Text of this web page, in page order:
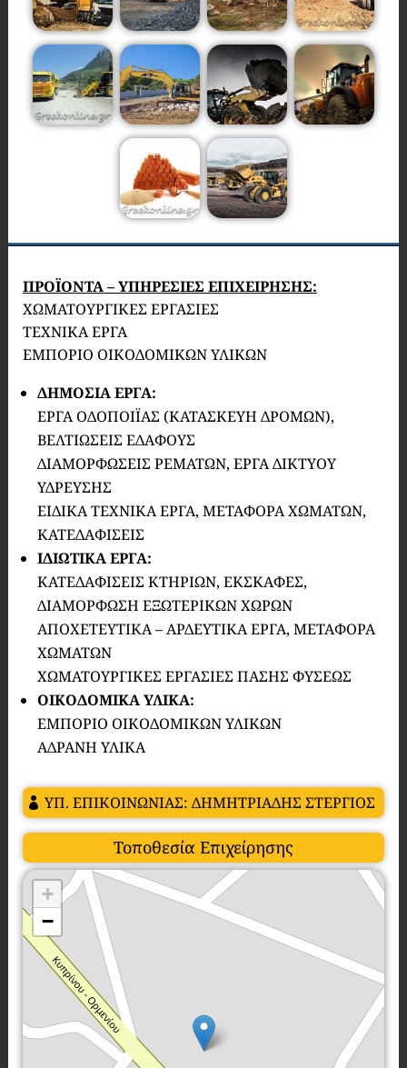
ΠΡΟΪΟΝΤΑ – ΥΠΗΡΕΣΙΕΣ ΕΠΙΧΕΙΡΗΣΗΣ:
ΧΩΜΑΤΟΥΡΓΙΚΕΣ ΕΡΓΑΣΙΕΣ
ΤΕΧΝΙΚΑ ΕΡΓΑ
ΕΜΠΟΡΙΟ ΟΙΚΟΔΟΜΙΚΩΝ ΥΛΙΚΩΝ
ΔΗΜΟΣΙΑ ΕΡΓΑ:
ΕΡΓΑ ΟΔΟΠΟΙΪΑΣ (ΚΑΤΑΣΚΕΥΗ ΔΡΟΜΩΝ),
ΒΕΛΤΙΩΣΕΙΣ ΕΔΑΦΟΥΣ
ΔΙΑΜΟΡΦΩΣΕΙΣ ΡΕΜΑΤΩΝ, ΕΡΓΑ ΔΙΚΤΥΟΥ
ΥΔΡΕΥΣΗΣ
ΕΙΔΙΚΑ ΤΕΧΝΙΚΑ ΕΡΓΑ, ΜΕΤΑΦΟΡΑ ΧΩΜΑΤΩΝ,
ΚΑΤΕΔΑΦΙΣΕΙΣ
ΙΔΙΩΤΙΚΑ ΕΡΓΑ:
ΚΑΤΕΔΑΦΙΣΕΙΣ ΚΤΗΡΙΩΝ, ΕΚΣΚΑΦΕΣ,
ΔΙΑΜΟΡΦΩΣΗ ΕΞΩΤΕΡΙΚΩΝ ΧΩΡΩΝ
ΑΠΟΧΕΤΕΥΤΙΚΑ – ΑΡΔΕΥΤΙΚΑ ΕΡΓΑ, ΜΕΤΑΦΟΡΑ
ΧΩΜΑΤΩΝ
ΧΩΜΑΤΟΥΡΓΙΚΕΣ ΕΡΓΑΣΙΕΣ ΠΑΣΗΣ ΦΥΣΕΩΣ
ΟΙΚΟΔΟΜΙΚΑ ΥΛΙΚΑ:
ΕΜΠΟΡΙΟ ΟΙΚΟΔΟΜΙΚΩΝ ΥΛΙΚΩΝ
ΑΔΡΑΝΗ ΥΛΙΚΑ
ΥΠ. ΕΠΙΚΟΙΝΩΝΙΑΣ: ΔΗΜΗΤΡΙΑΔΗΣ ΣΤΕΡΓΙΟΣ
Τοποθεσία Επιχείρησης
+
−